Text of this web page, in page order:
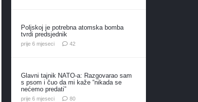
Poljskoj je potrebna atomska bomba
tvrdi predsjednik
prije 6 mjeseci 42komentara
Glavni tajnik NATO-a: Razgovarao sam
s psom i čuo da mi kaže “nikada se
nećemo predati”
prije 6 mjeseci 80komentara